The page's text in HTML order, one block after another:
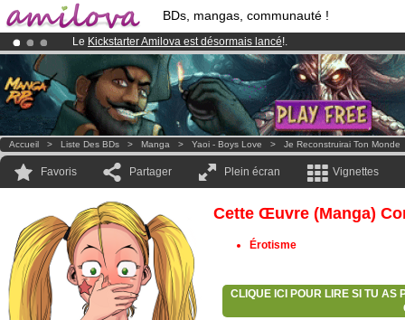
BDs, mangas, communauté !
Le Kickstarter Amilova est désormais lancé!.
Déjà 134393membreset 1208BDs & Mangas!
Abonnement premium: à partir de
3.95 eurospar mois !Clique ici
Accueil > Liste Des BDs > Manga > Yaoi - Boys Love > Je Reconstruirai Ton Monde
Favoris Partager Plein écran Vignettes
Cette Œuvre (manga)
Érotisme
CLIQUE ICI POUR LIRE SI TU AS